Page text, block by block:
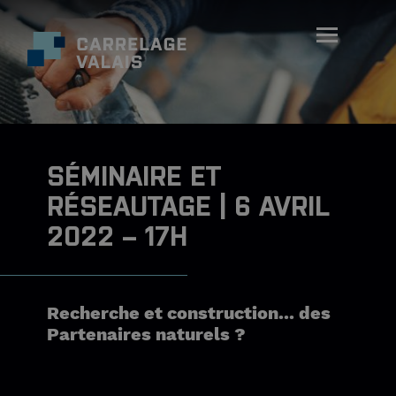
SÉMINAIRE ET
RÉSEAUTAGE | 6 AVRIL
2022 – 17H
Recherche et construction... des
Partenaires naturels ?